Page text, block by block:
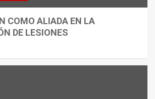
COMO ALIADA EN LA
DE LESIONES